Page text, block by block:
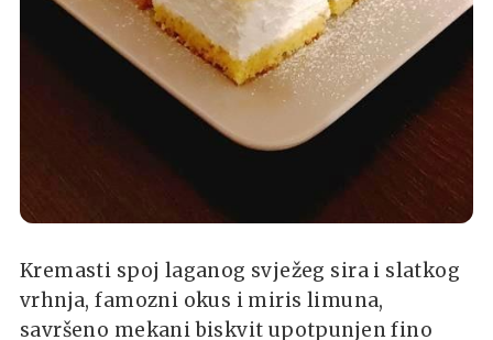
Kremasti spoj laganog svježeg sira i slatkog
vrhnja, famozni okus i miris limuna,
savršeno mekani biskvit upotpunjen fino